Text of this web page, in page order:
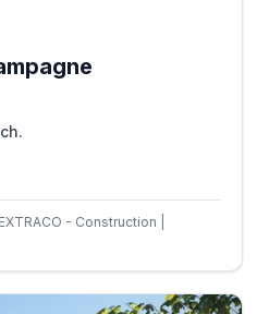
ch.
- Construction |